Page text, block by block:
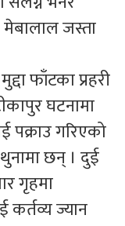
जस्ता
फाँटका प्रहरी
घटनामा
पक्राउ गरिएको
छन् । दुई
गृहमा
ज्यान